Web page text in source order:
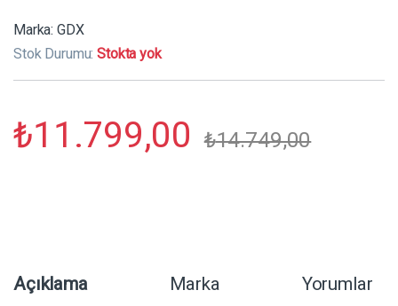
Marka: GDX
Stok Durumu:Stokta yok
₺11.799,00 ₺14.749,00
Açıklama Marka Yorumlar